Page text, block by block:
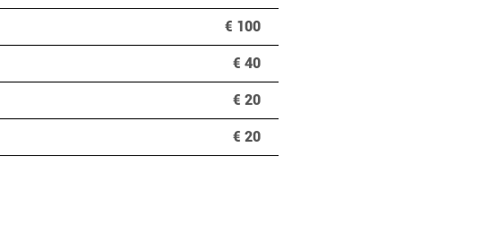
€ 100
€ 40
€ 20
€ 20